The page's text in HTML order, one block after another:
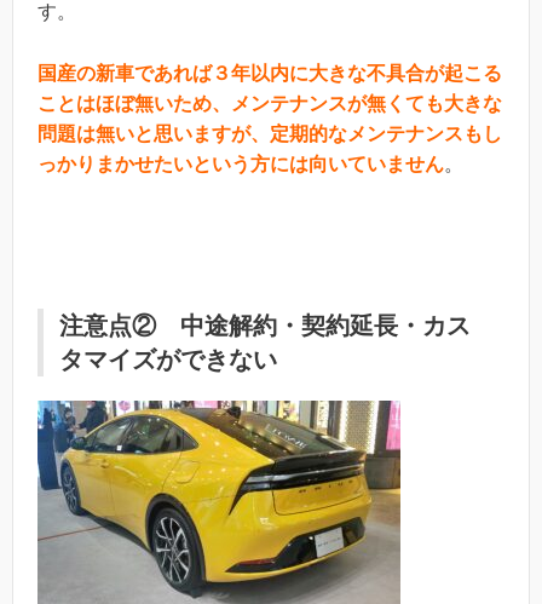
す。
国産の新車であれば３年以内に大きな不具合が起こる
ことはほぼ無いため、メンテナンスが無くても大きな
問題は無いと思いますが、定期的なメンテナンスもし
っかりまかせたいという方には向いていません。
注意点② 中途解約・契約延長・カス
タマイズができない